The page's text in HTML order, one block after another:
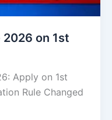
2026 on 1st
Apply on 1st
Rule Changed